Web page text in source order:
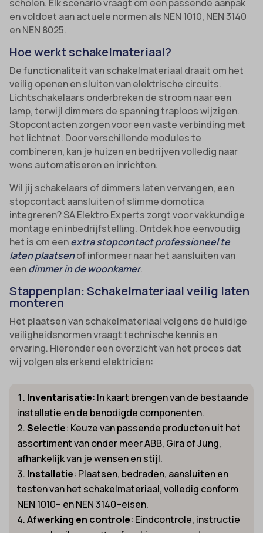
scholen. Elk scenario vraagt om een passende aanpak
en voldoet aan actuele normen als NEN 1010, NEN 3140
en NEN 8025.
Hoe werkt schakelmateriaal?
De functionaliteit van schakelmateriaal draait om het
veilig openen en sluiten van elektrische circuits.
Lichtschakelaars onderbreken de stroom naar een
lamp, terwijl dimmers de spanning traploos wijzigen.
Stopcontacten zorgen voor een vaste verbinding met
het lichtnet. Door verschillende modules te
combineren, kan je huizen en bedrijven volledig naar
wens automatiseren en inrichten.
Wil jij schakelaars of dimmers laten vervangen, een
stopcontact aansluiten of slimme domotica
integreren? SA Elektro Experts zorgt voor vakkundige
montage en inbedrijfstelling. Ontdek hoe eenvoudig
het is om eenextra stopcontact professioneel te
laten plaatsenof informeer naar het aansluiten van
eendimmer in de woonkamer.
Stappenplan: Schakelmateriaal veilig laten
monteren
Het plaatsen van schakelmateriaal volgens de huidige
veiligheidsnormen vraagt technische kennis en
ervaring. Hieronder een overzicht van het proces dat
wij volgen als erkend elektricien:
Inventarisatie: In kaart brengen van de bestaande
installatie en de benodigde componenten.
Selectie: Keuze van passende producten uit het
assortiment van onder meer ABB, Gira of Jung,
afhankelijk van je wensen en stijl.
Installatie: Plaatsen, bedraden, aansluiten en
testen van het schakelmateriaal, volledig conform
NEN 1010– en NEN 3140–eisen.
Afwerking en controle: Eindcontrole, instructie